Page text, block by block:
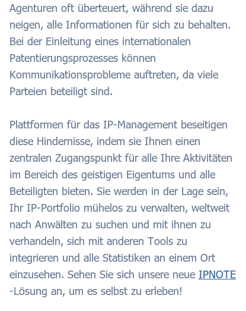
Agenturen oft überteuert, während sie dazu
neigen, alle Informationen für sich zu behalten.
Bei der Einleitung eines internationalen
Patentierungsprozesses können
Kommunikationsprobleme auftreten, da viele
Parteien beteiligt sind.
Plattformen für das IP-Management beseitigen
diese Hindernisse, indem sie Ihnen einen
zentralen Zugangspunkt für alle Ihre Aktivitäten
im Bereich des geistigen Eigentums und alle
Beteiligten bieten. Sie werden in der Lage sein,
Ihr IP-Portfolio mühelos zu verwalten, weltweit
nach Anwälten zu suchen und mit ihnen zu
verhandeln, sich mit anderen Tools zu
integrieren und alle Statistiken an einem Ort
einzusehen. Sehen Sie sich unsere neue IPNOTE
-Lösung an, um es selbst zu erleben!